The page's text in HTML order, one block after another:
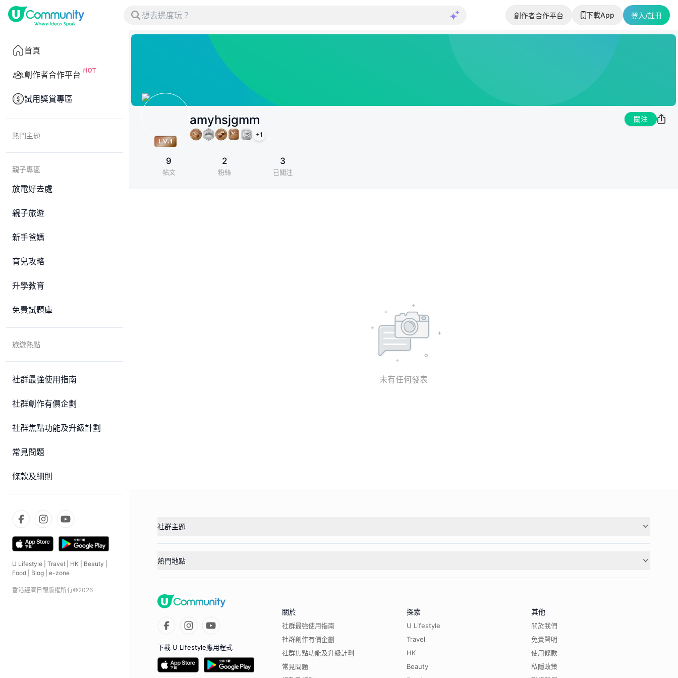
創作者合作平台 下載App 登入/註冊
首頁
創作者合作平台
試用獎賞專區
熱門主題
親子專區
放電好去處
親子旅遊
新手爸媽
育兒攻略
升學教育
免費試題庫
旅遊熱點
社群最強使用指南
社群創作有價企劃
社群焦點功能及升級計劃
常見問題
條款及細則
U Lifestyle Travel HK Beauty
Food
Blog e-zone
香港經濟日報版權所有©2026
amyhsjgmm
+1
關注
9
帖文
2
粉絲
3
已關注
未有任何發表
社群主題
熱門地點
下載 U Lifestyle應用程式
關於
社群最強使用指南
社群創作有價企劃
社群焦點功能及升級計劃
常見問題
探索
U Lifestyle
Travel
HK
Beauty
其他
關於我們
免責聲明
使用條款
私隱政策